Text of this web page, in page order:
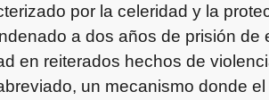
por la celeridad y la
a dos años de prisión de
en reiterados hechos de
un mecanismo donde